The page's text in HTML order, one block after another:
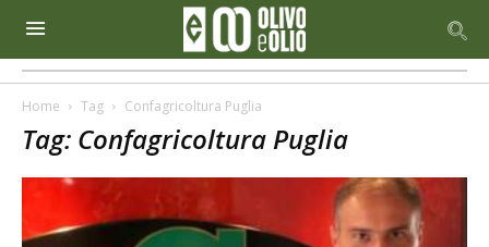
Home Tag Confagricoltura Puglia
Tag: Confagricoltura Puglia